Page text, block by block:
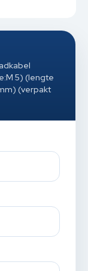
5) (lengte
(verpakt